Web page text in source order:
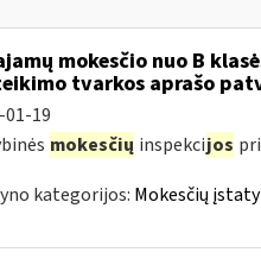
mokesčio nuo B
tvarkos aprašo
01-19
mokesčių inspekcijos
kategorijos: Mokesčių